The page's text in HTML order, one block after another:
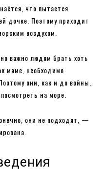
что пытается
дочке. Поэтому приходит
воздухом.
важно людям брать хоть
маме, необходимо
они, как и до войны,
на море.
они не подходят, —